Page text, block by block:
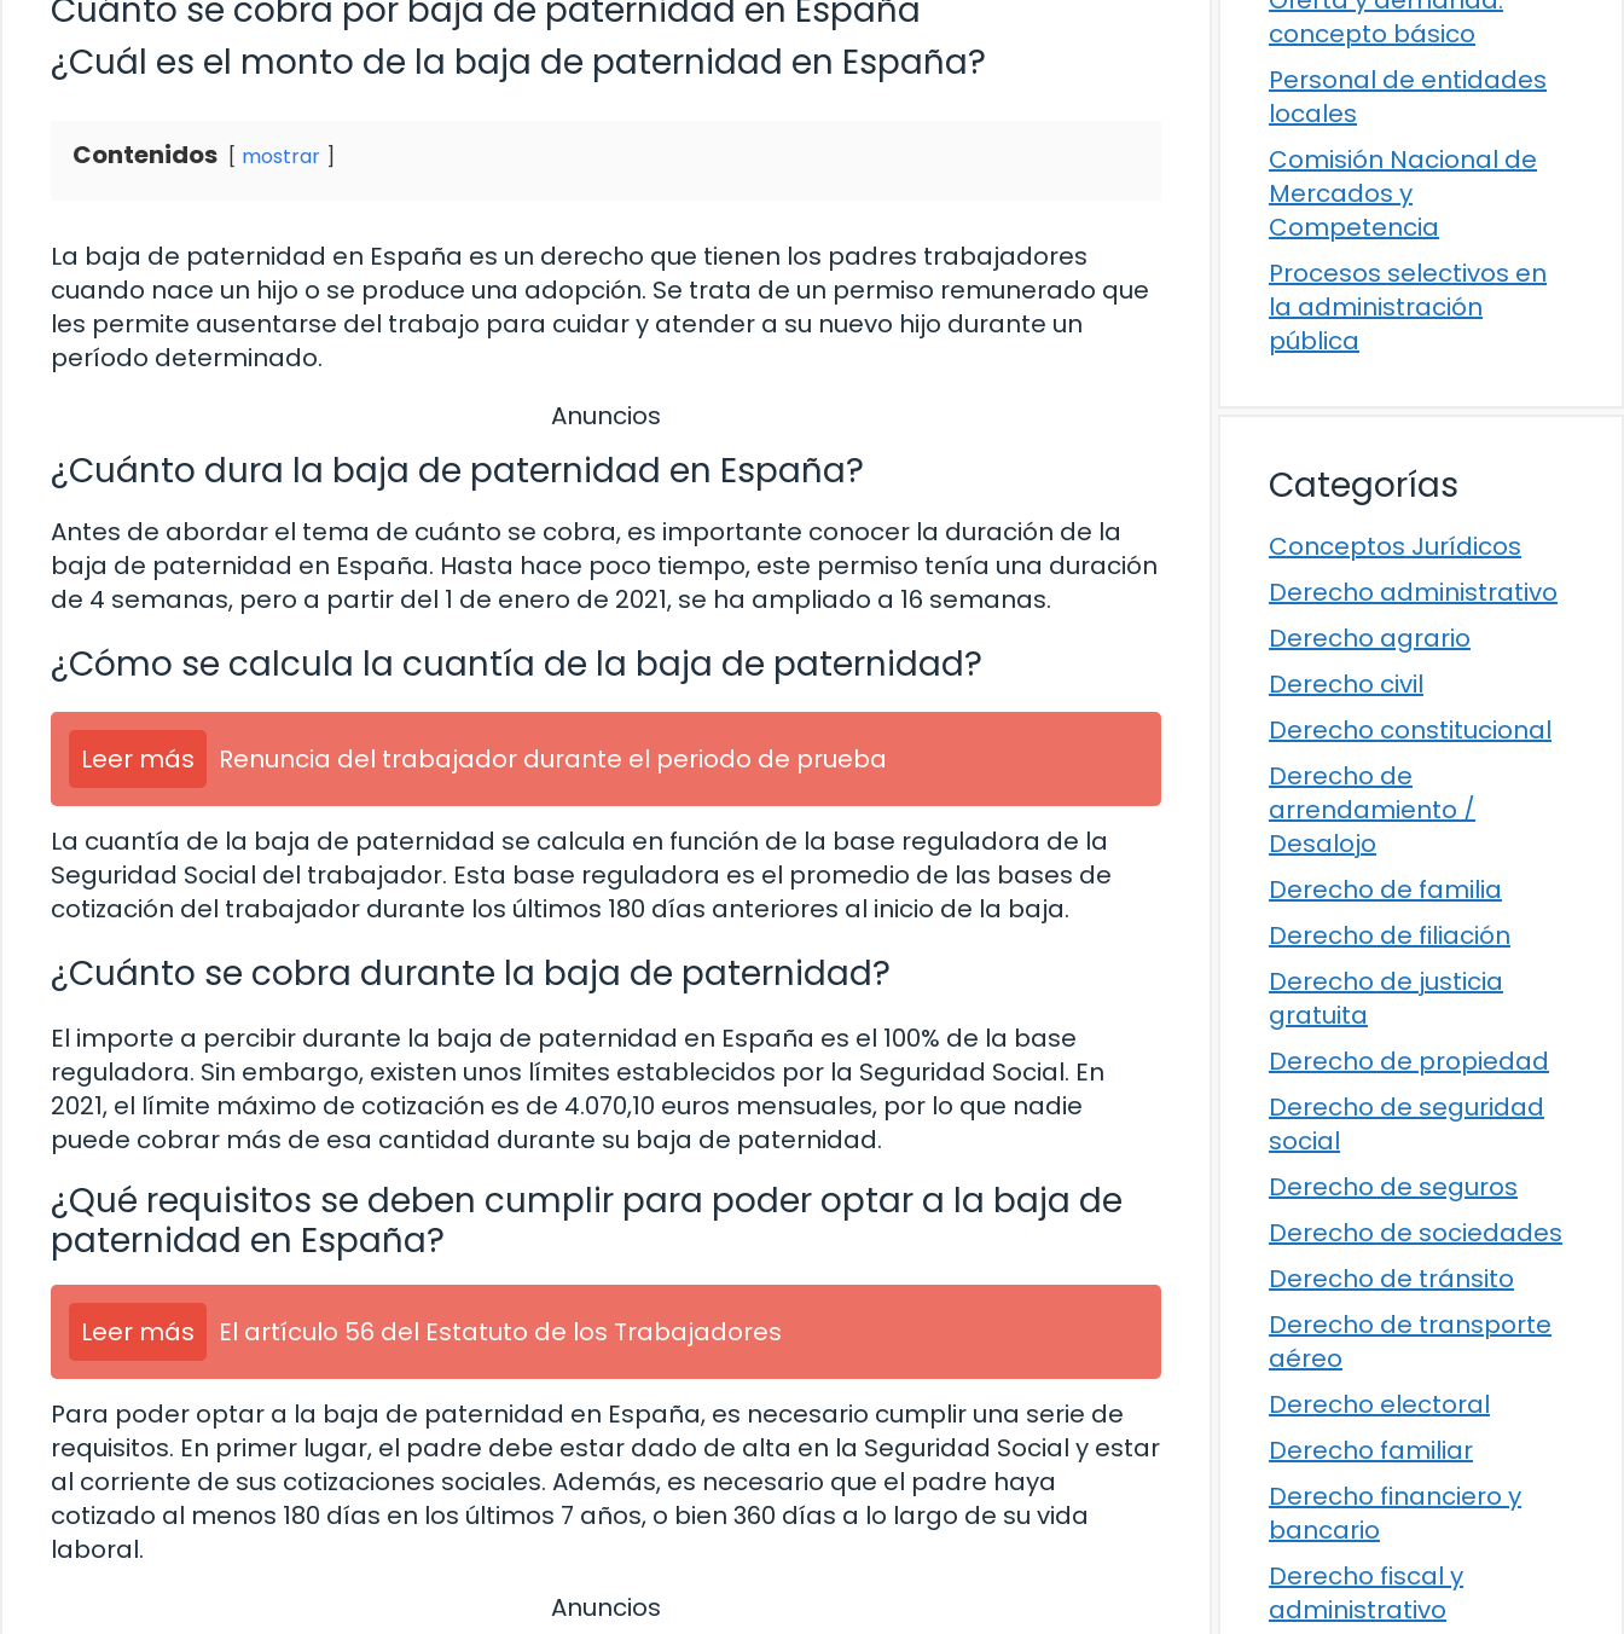
Cuánto se cobra por baja de paternidad en España
¿Cuál es el monto de la baja de paternidad en España?
Contenidos mostrar
La baja de paternidad en España es un derecho que tienen los padres trabajadores
cuando nace un hijo o se produce una adopción. Se trata de un permiso remunerado que
les permite ausentarse del trabajo para cuidar y atender a su nuevo hijo durante un
período determinado.
Anuncios
¿Cuánto dura la baja de paternidad en España?
Antes de abordar el tema de cuánto se cobra, es importante conocer la duración de la
baja de paternidad en España. Hasta hace poco tiempo, este permiso tenía una duración
de 4 semanas, pero a partir del 1 de enero de 2021, se ha ampliado a 16 semanas.
¿Cómo se calcula la cuantía de la baja de paternidad?
Leer más Renuncia del trabajador durante el periodo de prueba
La cuantía de la baja de paternidad se calcula en función de la base reguladora de la
Seguridad Social del trabajador. Esta base reguladora es el promedio de las bases de
cotización del trabajador durante los últimos 180 días anteriores al inicio de la baja.
¿Cuánto se cobra durante la baja de paternidad?
El importe a percibir durante la baja de paternidad en España es el 100% de la base
reguladora. Sin embargo, existen unos límites establecidos por la Seguridad Social. En
2021, el límite máximo de cotización es de 4.070,10 euros mensuales, por lo que nadie
puede cobrar más de esa cantidad durante su baja de paternidad.
¿Qué requisitos se deben cumplir para poder optar a la baja de
paternidad en España?
Leer más El artículo 56 del Estatuto de los Trabajadores
Para poder optar a la baja de paternidad en España, es necesario cumplir una serie de
requisitos. En primer lugar, el padre debe estar dado de alta en la Seguridad Social y estar
al corriente de sus cotizaciones sociales. Además, es necesario que el padre haya
cotizado al menos 180 días en los últimos 7 años, o bien 360 días a lo largo de su vida
laboral.
Anuncios
concepto básico
Personal de entidades
locales
Comisión Nacional de
Mercados y
Competencia
Procesos selectivos en
la administración
pública
Categorías
Conceptos Jurídicos
Derecho administrativo
Derecho agrario
Derecho civil
Derecho constitucional
Derecho de
arrendamiento /
Desalojo
Derecho de familia
Derecho de filiación
Derecho de justicia
gratuita
Derecho de propiedad
Derecho de seguridad
social
Derecho de seguros
Derecho de sociedades
Derecho de tránsito
Derecho de transporte
aéreo
Derecho electoral
Derecho familiar
Derecho financiero y
bancario
Derecho fiscal y
administrativo